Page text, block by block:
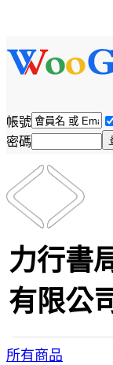
帳號
密碼
力行書
有限公
所有商品